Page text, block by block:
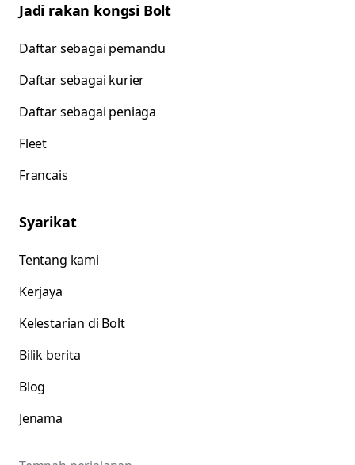
Jadi rakan kongsi Bolt
Daftar sebagai pemandu
Daftar sebagai kurier
Daftar sebagai peniaga
Fleet
Francais
Syarikat
Tentang kami
Kerjaya
Kelestarian di Bolt
Bilik berita
Blog
Jenama